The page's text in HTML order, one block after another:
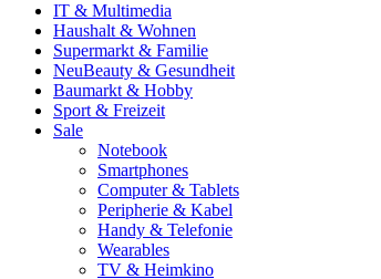
IT & Multimedia
Haushalt & Wohnen
Supermarkt & Familie
NeuBeauty & Gesundheit
Baumarkt & Hobby
Sport & Freizeit
Sale
Notebook
Smartphones
Computer & Tablets
Peripherie & Kabel
Handy & Telefonie
Wearables
TV & Heimkino